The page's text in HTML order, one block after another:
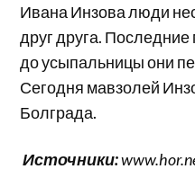
Ивана Инзова люди
друг друга.
до усыпальницы они
Сегодня мавзолей
Болграда.
Источники: